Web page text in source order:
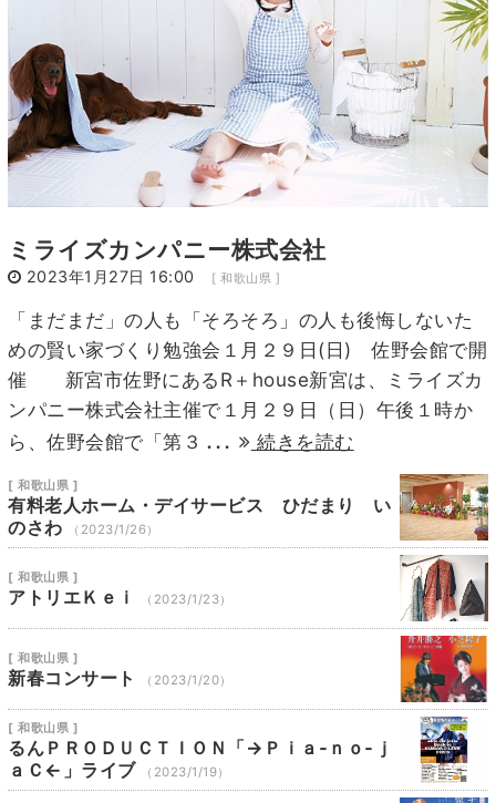
ミライズカンパニー株式会社
2023年1月27日 16:00 [ 和歌山県 ]
「まだまだ」の人も「そろそろ」の人も後悔しないた
めの賢い家づくり勉強会１月２９日(日) 佐野会館で開
催 新宮市佐野にあるR＋house新宮は、ミライズカ
ンパニー株式会社主催で１月２９日（日）午後１時か
ら、佐野会館で「第３ ... 続きを読む
[ 和歌山県 ]
有料老人ホーム・デイサービス ひだまり い
のさわ
（2023/1/26）
[ 和歌山県 ]
アトリエＫｅｉ （2023/1/23）
[ 和歌山県 ]
新春コンサート （2023/1/20）
[ 和歌山県 ]
るんＰＲＯＤＵＣＴＩＯＮ「→Ｐｉａ‐ｎｏ‐ｊ
ａＣ←」ライブ
（2023/1/19）